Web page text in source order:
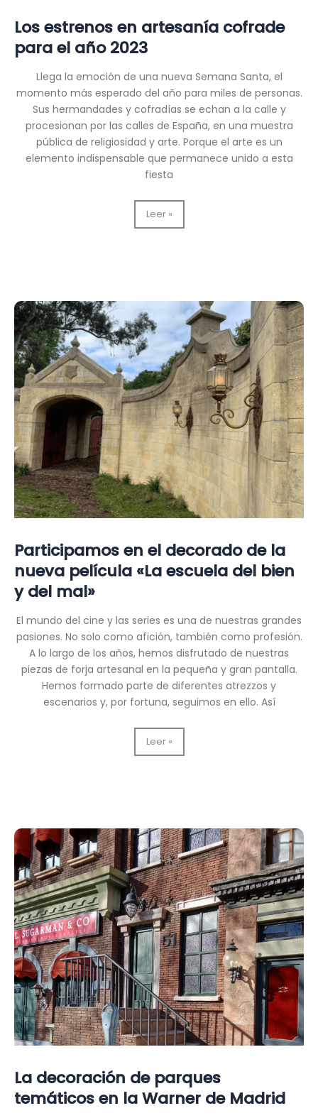
Los estrenos en artesanía cofrade
para el año 2023
Llega la emoción de una nueva Semana Santa, el
momento más esperado del año para miles de personas.
Sus hermandades y cofradías se echan a la calle y
procesionan por las calles de España, en una muestra
pública de religiosidad y arte. Porque el arte es un
elemento indispensable que permanece unido a esta
fiesta
Los
estrenos
el
año
2023
Leer »
Participamos en el decorado de la
nueva película «La escuela del bien
y del mal»
El mundo del cine y las series es una de nuestras grandes
pasiones. No solo como afición, también como profesión.
A lo largo de los años, hemos disfrutado de nuestras
piezas de forja artesanal en la pequeña y gran pantalla.
Hemos formado parte de diferentes atrezzos y
escenarios y, por fortuna, seguimos en ello. Así
Participamos
en
nueva
película
«La
escuela
del
bien
y
del
mal»
Leer »
La decoración de parques
temáticos en la Warner de Madrid